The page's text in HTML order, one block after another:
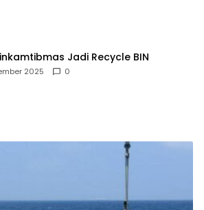
Jadi Recycle BIN
2025 0